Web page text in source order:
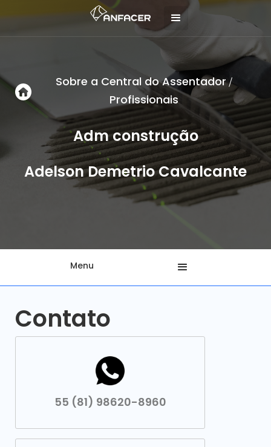
Sobre a Central do Assentador/
Profissionais
Adm construção
Adelson Demetrio Cavalcante
Menu
Contato
55 (81) 98620-8960